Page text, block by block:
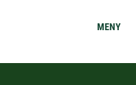
MENY